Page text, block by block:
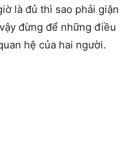
là đủ thì sao phải giận
đừng để những điều
hệ của hai người.